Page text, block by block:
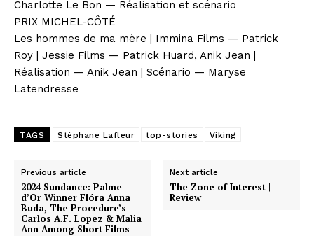
Charlotte Le Bon — Réalisation et scénario
PRIX MICHEL-CÔTÉ
Les hommes de ma mère | Immina Films — Patrick
Roy | Jessie Films — Patrick Huard, Anik Jean |
Réalisation — Anik Jean | Scénario — Maryse
Latendresse
TAGS Stéphane Lafleur top-stories Viking
Previous article
2024 Sundance: Palme
d’Or Winner Flóra Anna
Buda, The Procedure’s
Carlos A.F. Lopez & Malia
Ann Among Short Films
Next article
The Zone of Interest |
Review